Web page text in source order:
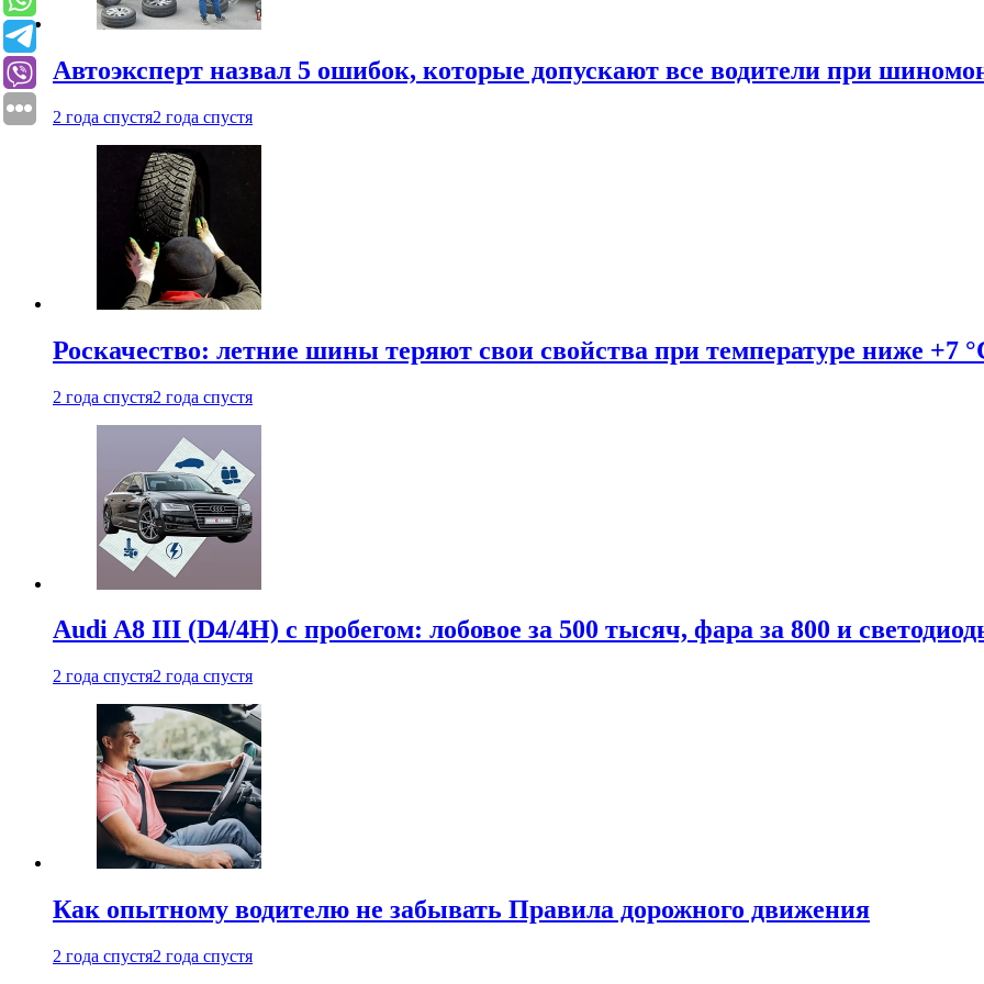
Автоэксперт назвал 5 ошибок, которые допускают все водители при
2 года спустя2 года спустя
Роскачество: летние шины теряют свои свойства при температуре ниже +7
2 года спустя2 года спустя
Audi A8 III (D4/4H) c пробегом: лобовое за 500 тысяч, фара за 800 и
2 года спустя2 года спустя
Как опытному водителю не забывать Правила дорожного движения
2 года спустя2 года спустя